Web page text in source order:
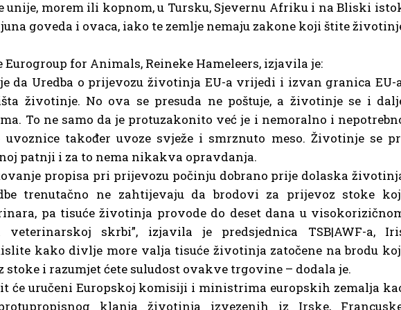
unije, morem ili kopnom, u Tursku, Sjevernu Afriku i na Bliski
goveda i ovaca, iako te zemlje nemaju zakone koji štite
for Animals, Reineke Hameleers, izjavila je:
da Uredba o prijevozu životinja EU-a vrijedi i izvan granica EU-
životinje. No ova se presuda ne poštuje, a životinje se i
To ne samo da je protuzakonito već je i nemoralno i
uvoznice također uvoze svježe i smrznuto meso. Životinje se
patnji i za to nema nikakva opravdanja.
propisa pri prijevozu počinju dobrano prije dolaska
trenutačno ne zahtijevaju da brodovi za prijevoz stoke
pa tisuće životinja provode do deset dana u
veterinarskoj skrbi”, izjavila je predsjednica TSB|AWF-a,
kako divlje more valja tisuće životinja zatočene na brodu
i razumjet ćete suludost ovakve trgovine – dodala je.
će uručeni Europskoj komisiji i ministrima europskih zemalja
klanja životinja izvezenih iz Irske,